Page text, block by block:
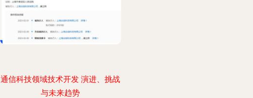
通信科技领域技术开发 演进、挑战
与未来趋势